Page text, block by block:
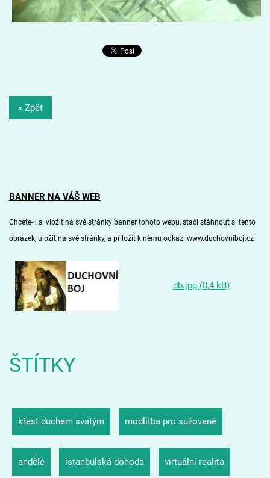
« Zpět
BANNER NA VÁŠ WEB
Chcete-li si vložit na své stránky banner tohoto webu, stačí stáhnout si tento
obrázek, uložit na své stránky, a přiložit k němu odkaz: www.duchovniboj.cz
db.jpg (8,4 kB)
ŠTÍTKY
křest duchem svatým modlitba pro sužované
andělé istanbulská dohoda virtuální realita